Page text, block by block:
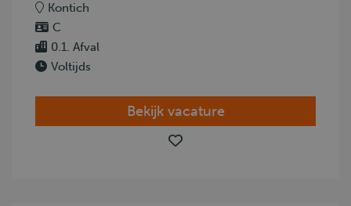
Kontich
C
0.1. Afval
Voltijds
Bekijk vacature